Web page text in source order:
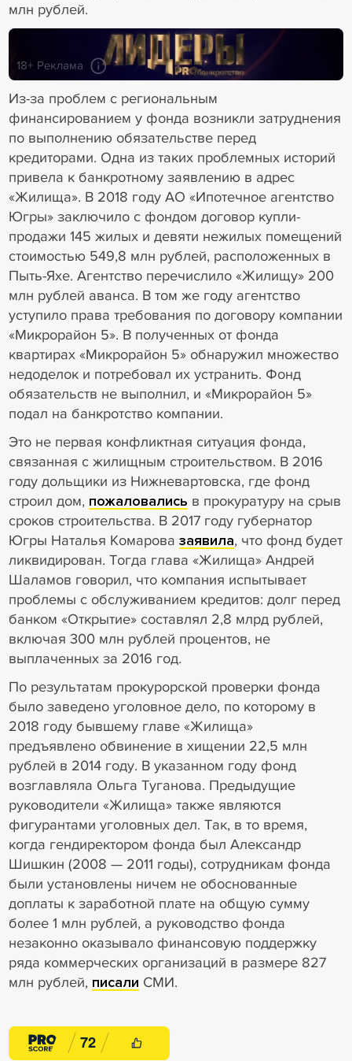
млн рублей.
18+ Реклама
Из-за проблем с региональным
финансированием у фонда возникли затруднения
по выполнению обязательстве перед
кредиторами. Одна из таких проблемных историй
привела к банкротному заявлению в адрес
«Жилища». В 2018 году АО «Ипотечное агентство
Югры» заключило с фондом договор купли-
продажи 145 жилых и девяти нежилых помещений
стоимостью 549,8 млн рублей, расположенных в
Пыть-Яхе. Агентство перечислило «Жилищу» 200
млн рублей аванса. В том же году агентство
уступило права требования по договору компании
«Микрорайон 5». В полученных от фонда
квартирах «Микрорайон 5» обнаружил множество
недоделок и потребовал их устранить. Фонд
обязательств не выполнил, и «Микрорайон 5»
подал на банкротство компании.
Это не первая конфликтная ситуация фонда,
связанная с жилищным строительством. В 2016
году дольщики из Нижневартовска, где фонд
строил дом, пожаловались в прокуратуру на срыв
сроков строительства. В 2017 году губернатор
Югры Наталья Комарова заявила, что фонд будет
ликвидирован. Тогда глава «Жилища» Андрей
Шаламов говорил, что компания испытывает
проблемы с обслуживанием кредитов: долг перед
банком «Открытие» составлял 2,8 млрд рублей,
включая 300 млн рублей процентов, не
выплаченных за 2016 год.
По результатам прокурорской проверки фонда
было заведено уголовное дело, по которому в
2018 году бывшему главе «Жилища»
предъявлено обвинение в хищении 22,5 млн
рублей в 2014 году. В указанном году фонд
возглавляла Ольга Туганова. Предыдущие
руководители «Жилища» также являются
фигурантами уголовных дел. Так, в то время,
когда гендиректором фонда был Александр
Шишкин (2008 — 2011 годы), сотрудникам фонда
были установлены ничем не обоснованные
доплаты к заработной плате на общую сумму
более 1 млн рублей, а руководство фонда
незаконно оказывало финансовую поддержку
ряда коммерческих организаций в размере 827
млн рублей, писали СМИ.
72